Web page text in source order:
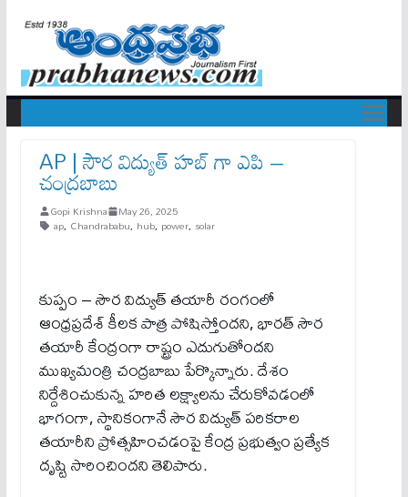
AP | సౌర విద్యుత్ హ‌బ్ గా ఎపి –
చంద్ర‌బాబు
Gopi Krishna May 26, 2025
ap, Chandrababu, hub, power, solar
కుప్పం – సౌర విద్యుత్ తయారీ రంగంలో
ఆంధ్రప్రదేశ్ కీలక పాత్ర పోషిస్తోందని, భారత్ సౌర
తయారీ కేంద్రంగా రాష్ట్రం ఎదుగుతోందని
ముఖ్యమంత్రి చంద్రబాబు పేర్కొన్నారు. దేశం
నిర్దేశించుకున్న హరిత లక్ష్యాలను చేరుకోవడంలో
భాగంగా, స్థానికంగానే సౌర విద్యుత్ పరికరాల
తయారీని ప్రోత్సహించడంపై కేంద్ర ప్రభుత్వం ప్రత్యేక
దృష్టి సారించిందని తెలిపారు.